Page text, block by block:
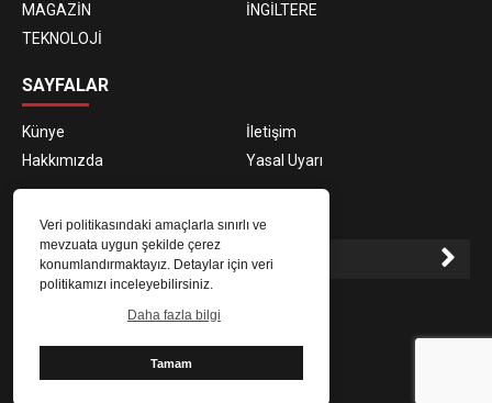
Veri politikasındaki amaçlarla sınırlı ve
mevzuata uygun şekilde çerez
konumlandırmaktayız. Detaylar için veri
politikamızı inceleyebilirsiniz.
Daha fazla bilgi
Tamam
MAGAZİN
İNGİLTERE
TEKNOLOJİ
SAYFALAR
Künye
İletişim
Hakkımızda
Yasal Uyarı